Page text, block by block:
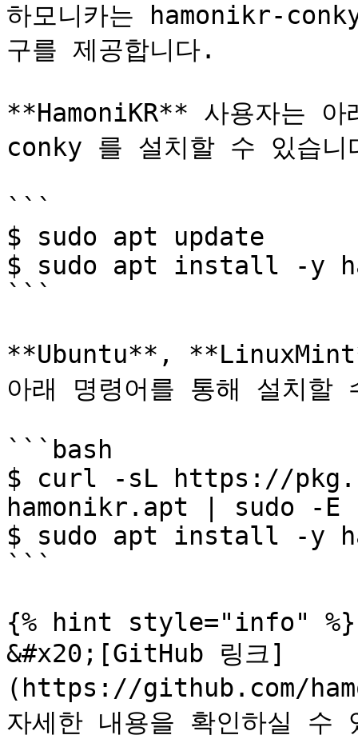
하모니카는 hamonikr-
구를 제공합니다.
**HamoniKR** 사용자는
conky 를 설치할 수 있습니
```
$ sudo apt update
$ sudo apt install -y
```
**Ubuntu**,
아래 명령어를 통해 설치할
```bash
$ curl -sL https://
hamonikr.apt | sudo -E
$ sudo apt install -y
```
{% hint style="info" %}
&#x20;[GitHub 링크]
(https://github.com/
자세한 내용을 확인하실 수